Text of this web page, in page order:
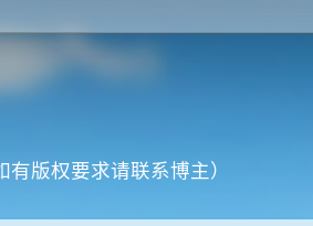
版权要求请联系博主）